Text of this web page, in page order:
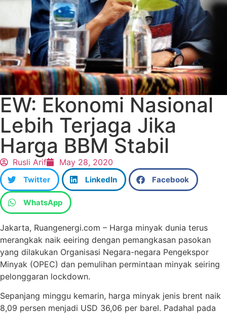
EW: Ekonomi Nasional
Lebih Terjaga Jika
Harga BBM Stabil
Rusli Arif May 28, 2020
Twitter LinkedIn Facebook
WhatsApp
Jakarta, Ruangenergi.com – Harga minyak dunia terus
merangkak naik eeiring dengan pemangkasan pasokan
yang dilakukan Organisasi Negara-negara Pengekspor
Minyak (OPEC) dan pemulihan permintaan minyak seiring
pelonggaran lockdown.
Sepanjang minggu kemarin, harga minyak jenis brent naik
8,09 persen menjadi USD 36,06 per barel. Padahal pada